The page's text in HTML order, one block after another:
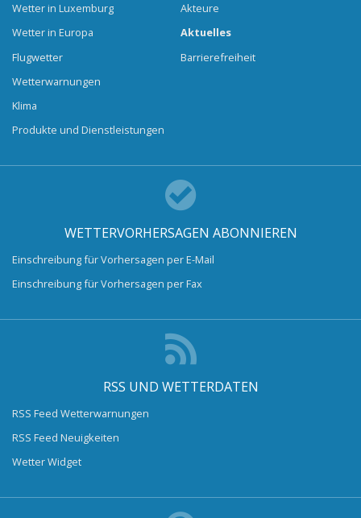
Wetter in Luxemburg
Wetter in Europa
Flugwetter
Wetterwarnungen
Klima
Produkte und Dienstleistungen
Akteure
Aktuelles
Barrierefreiheit
WETTERVORHERSAGEN ABONNIEREN
Einschreibung für Vorhersagen per E-Mail
Einschreibung für Vorhersagen per Fax
RSS UND WETTERDATEN
RSS Feed Wetterwarnungen
RSS Feed Neuigkeiten
Wetter Widget